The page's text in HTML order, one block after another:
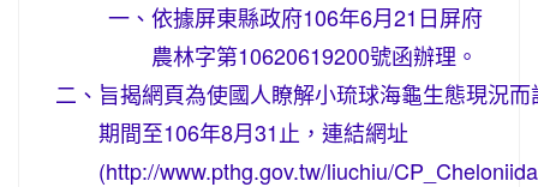
一、 依據屏東縣政府106年6月21日屏府
農林字第10620619200號函辦理。
二、 旨揭網頁為使國人瞭解小琉球海龜生態現況
期間至106年8月31止，連結網址
(http://www.pthg.gov.tw/liuchiu/